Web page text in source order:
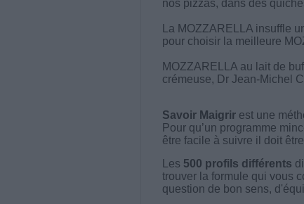
nos pizzas, dans des
La MOZZARELLA insuffle
pour choisir la meilleure
MOZZARELLA au lait de
crémeuse, Dr Jean-Michel
Savoir Maigrirest une
Pour qu’un programme
être facile à suivre il doit
Les 500 profils différents
trouver la formule qui vous
question de bon sens,